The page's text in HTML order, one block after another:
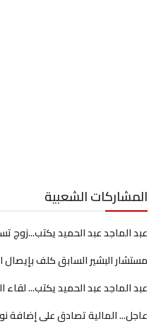
المشاركات الشعبية
عبد الماجد عبد الحميد يكتب...زوج
مستشار البشير السابق كلف بإيصال
عبد الماجد عبد الحميد يكتب... لقاء
عاجل... المالية تصادق على إضافة